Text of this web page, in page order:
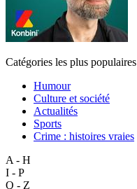
Catégories les plus populaires
Humour
Culture et société
Actualités
Sports
Crime : histoires vraies
A - H
I - P
Q - Z